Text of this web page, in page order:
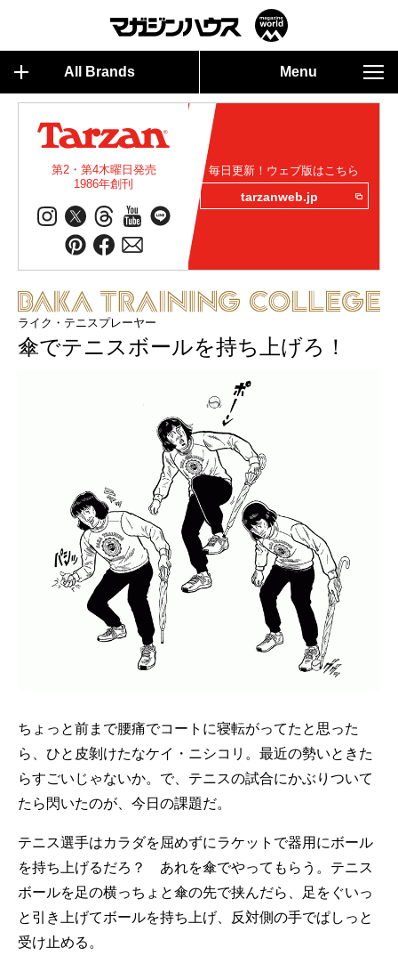
All Brands Menu
第2・第4木曜日発売
1986年創刊
毎日更新！ウェブ版はこちら
tarzanweb.jp
ライク・テニスプレーヤー
傘でテニスボールを持ち上げろ！
ちょっと前まで腰痛でコートに寝転がってたと思った
ら、ひと皮剝けたなケイ・ニシコリ。最近の勢いときた
らすごいじゃないか。で、テニスの試合にかぶりついて
たら閃いたのが、今日の課題だ。
テニス選手はカラダを屈めずにラケットで器用にボール
を持ち上げるだろ？ あれを傘でやってもらう。テニス
ボールを足の横っちょと傘の先で挟んだら、足をぐいっ
と引き上げてボールを持ち上げ、反対側の手でぱしっと
受け止める。